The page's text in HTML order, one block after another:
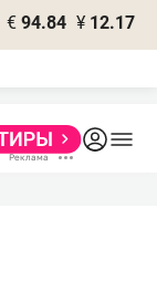
€ 94.84 ¥ 12.17